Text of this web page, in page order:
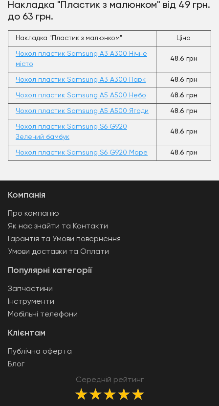
Накладка "Пластик з малюнком" від 49 грн.
до 63 грн.
Накладка "Пластик з малюнком" Ціна
Чохол пластик Samsung A3 A300 Нічне
місто
48.6 грн
Чохол пластик Samsung A3 A300 Парк 48.6 грн
Чохол пластик Samsung A5 A500 Небо 48.6 грн
Чохол пластик Samsung A5 A500 Ягоди 48.6 грн
Чохол пластик Samsung S6 G920
Зелений бамбук
48.6 грн
Чохол пластик Samsung S6 G920 Море 48.6 грн
Клієнтам
Публічна оферта
Блог
Середній рейтинг
★★★★★
Популярні категорії
Запчастини
Інструменти
Мобільні телефони
Компанія
Про компанію
Як нас знайти та Контакти
Гарантія та Умови повернення
Умови доставки та Оплати